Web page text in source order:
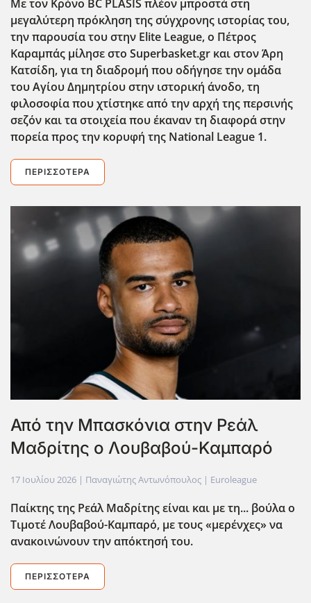
Με τον Κρόνο BC PLASIS πλέον μπροστά στη
μεγαλύτερη πρόκληση της σύγχρονης ιστορίας του,
την παρουσία του στην Elite League, ο Πέτρος
Καραμπάς μίλησε στο Superbasket.gr και στον Άρη
Κατσίδη, για τη διαδρομή που οδήγησε την ομάδα
του Αγίου Δημητρίου στην ιστορική άνοδο, τη
φιλοσοφία που χτίστηκε από την αρχή της περσινής
σεζόν και τα στοιχεία που έκαναν τη διαφορά στην
πορεία προς την κορυφή της National League 1.
ΠΕΡΙΣΣΌΤΕΡΑ
Από την Μπασκόνια στην Ρεάλ
Μαδρίτης ο Λουβαβού-Καμπαρό
17 Ιουλίου 2026 | Παναγιώτης Αντωνόπουλος | Euroleague
Παίκτης της Ρεάλ Μαδρίτης είναι και με τη... βούλα ο
Τιμοτέ Λουβαβού-Καμπαρό, με τους «μερένχες» να
ανακοινώνουν την απόκτησή του.
ΠΕΡΙΣΣΌΤΕΡΑ